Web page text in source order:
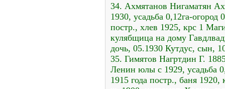
34. Ахмятанов Нигаматян
1930, усадьба 0,12га-огород
постр., хлев 1925, крс 1
кулябщица на дому
дочь, 05.1930 Кутдус, сын,
35. Гимятов Нагртдин Г.
Ленин юлы с 1929, усадьба
1915 года постр., баня